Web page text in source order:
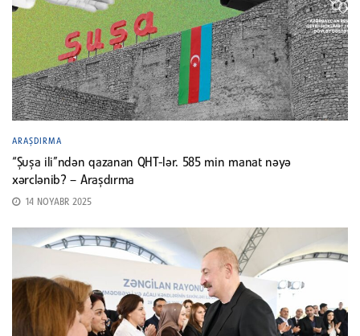
ARAŞDIRMA
“Şuşa ili”ndən qazanan QHT-lər. 585 min manat nəyə
xərclənib? – Araşdırma
14 NOYABR 2025